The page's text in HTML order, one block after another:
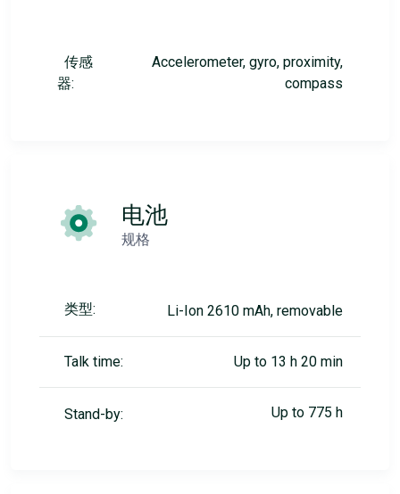
传感
器:
Accelerometer, gyro, proximity,
compass
电池
规格
类型: Li-Ion 2610 mAh, removable
Talk time: Up to 13 h 20 min
Stand-by: Up to 775 h